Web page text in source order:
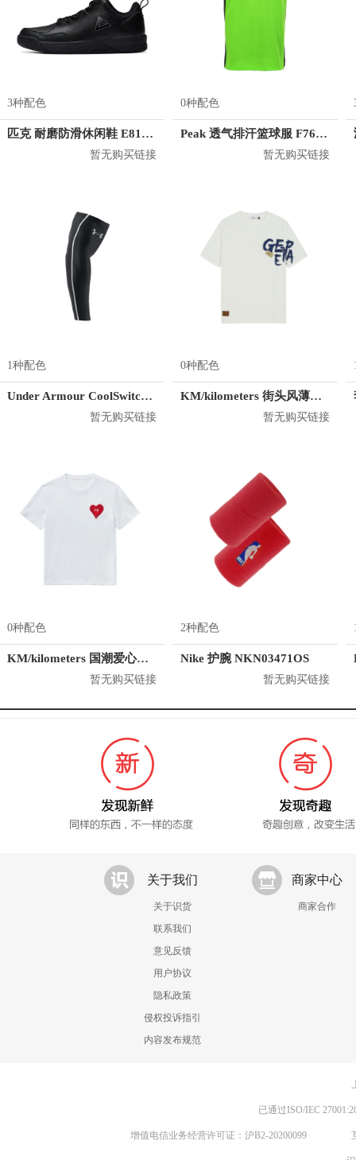
3种配色
匹克 耐磨防滑休闲鞋 E81591A
暂无购买链接
0种配色
Peak 透气排汗篮球服 F762101
暂无购买链接
1种配色
Under Armour CoolSwitch 护臂
暂无购买链接
0种配色
KM/kilometers 街头风薄款印花短袖T恤 男女同款 M2X2108248
暂无购买链接
0种配色
KM/kilometers 国潮爱心短袖T恤 M2X2108466
暂无购买链接
2种配色
Nike 护腕 NKN03471OS
暂无购买链接
关于我们
关于识货
联系我们
意见反馈
用户协议
隐私政策
侵权投诉指引
内容发布规范
商家中心
商家合作
已通过ISO/IEC
增值电信业务经营许可证：沪B2-20200099